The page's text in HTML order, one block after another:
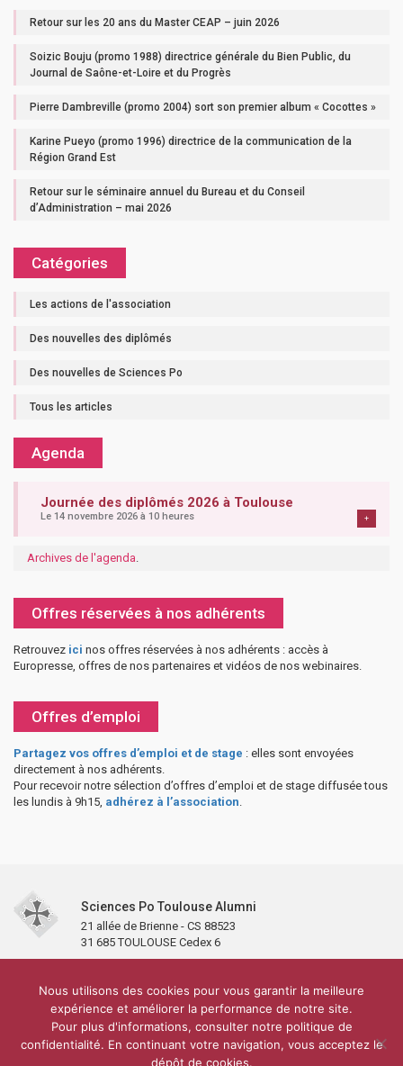
Retour sur les 20 ans du Master CEAP – juin 2026
Soizic Bouju (promo 1988) directrice générale du Bien Public, du
Journal de Saône-et-Loire et du Progrès
Pierre Dambreville (promo 2004) sort son premier album « Cocottes »
Karine Pueyo (promo 1996) directrice de la communication de la
Région Grand Est
Retour sur le séminaire annuel du Bureau et du Conseil
d’Administration – mai 2026
Catégories
Les actions de l'association
Des nouvelles des diplômés
Des nouvelles de Sciences Po
Tous les articles
Agenda
Journée des diplômés 2026 à Toulouse
Le 14 novembre 2026 à 10 heures +
Archives de l'agenda.
Offres réservées à nos adhérents
Retrouvez ici nos offres réservées à nos adhérents : accès à
Europresse, offres de nos partenaires et vidéos de nos webinaires.
Offres d’emploi
Partagez vos offres d’emploi et de stage : elles sont envoyées
directement à nos adhérents.
Pour recevoir notre sélection d’offres d’emploi et de stage diffusée tous
les lundis à 9h15, adhérez à l’association.
Sciences Po Toulouse Alumni
21 allée de Brienne - CS 88523
31 685 TOULOUSE Cedex 6
Partenaires et soutiens
Lettre d’information
Réseaux sociaux
Sciences Po Toulouse
Carré Alumni de la bibliothèque de Sciences Po Toulouse
10 000 diplômés
Réseau ScPo
Mentions légales Politique de confidentialité
Plan du site
Nous utilisons des cookies pour vous garantir la meilleure
expérience et améliorer la performance de notre site.
Pour plus d'informations, consulter notre politique de
confidentialité. En continuant votre navigation, vous acceptez le
dépôt de cookies.